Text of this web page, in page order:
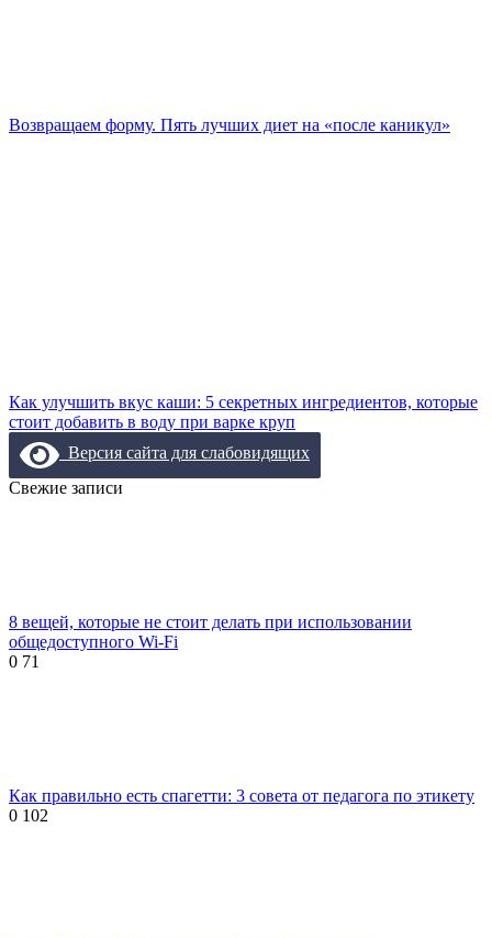
Возвращаем форму. Пять лучших диет на «после каникул»
Как улучшить вкус каши: 5 секретных ингредиентов, которые
стоит добавить в воду при варке круп
Версия сайта для слабовидящих
Свежие записи
8 вещей, которые не стоит делать при использовании
общедоступного Wi-Fi
0 71
Как правильно есть спагетти: 3 совета от педагога по этикету
0 102